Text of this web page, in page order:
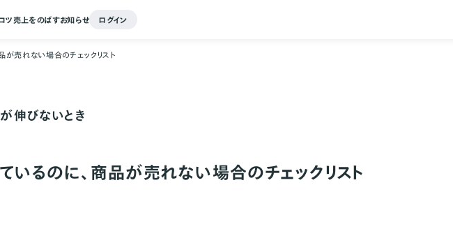
ツ売上をのばすお知らせ ログイン
が売れない場合のチェックリスト
伸びないとき
いるのに、商品が売れない場合のチェックリスト